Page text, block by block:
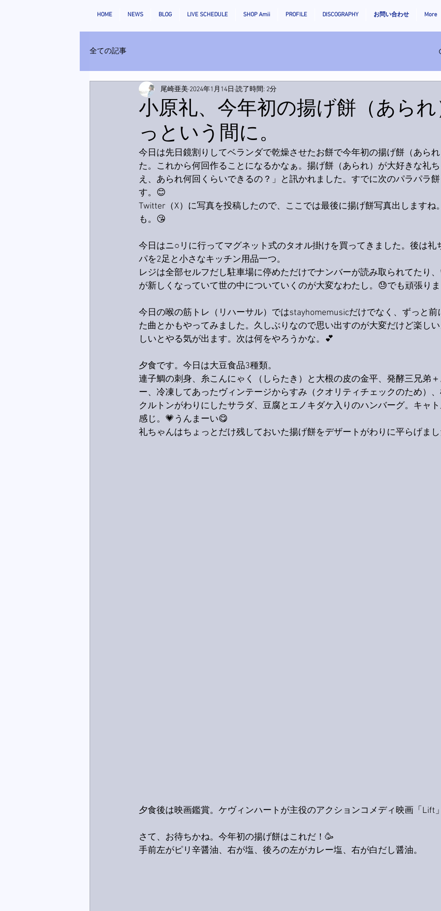
HOME NEWS BLOG LIVE SCHEDULE SHOP Amii PROFILE DISCOGRAPHY お問い合わせ More
全ての記事
小原礼、今年初の揚げ餅（あら
っという間に。
尾崎亜美 2024年1月14日 読了時間: 2分
今日は先日鏡割りしてベランダで乾燥させたお餅で今年初の揚げ餅（あら
た。これから何回作ることになるかなぁ。揚げ餅（あられ）が大好きな礼
え、あられ何回くらいできるの？」と訊かれました。すでに次のパラパラ
す。😊
Twitter（X）に写真を投稿したので、ここでは最後に揚げ餅写真出しますね
も。😘
今日はニ○リに行ってマグネット式のタオル掛けを買ってきました。後は礼
パを2足と小さなキッチン用品一つ。
レジは全部セルフだし駐車場に停めただけでナンバーが読み取られてたり
が新しくなっていて世の中についていくのが大変なわたし。😓でも頑張り
今日の喉の筋トレ（リハーサル）ではstayhomemusicだけでなく、ずっと前
た曲とかもやってみました。久しぶりなので思い出すのが大変だけど楽し
しいとやる気が出ます。次は何をやろうかな。💕
夕食です。今日は大豆食品3種類。
連子鯛の刺身、糸こんにゃく（しらたき）と大根の皮の金平、発酵三兄弟
ー、冷凍してあったヴィンテージからすみ（クオリティチェックのため）
クルトンがわりにしたサラダ、豆腐とエノキダケ入りのハンバーグ。キャ
感じ。💗うんまーい😋
礼ちゃんはちょっとだけ残しておいた揚げ餅をデザートがわりに平らげま
夕食後は映画鑑賞。ケヴィンハートが主役のアクションコメディ映画「Lift
さて、お待ちかね。今年初の揚げ餅はこれだ！🥳
手前左がピリ辛醤油、右が塩、後ろの左がカレー塩、右が白だし醤油。